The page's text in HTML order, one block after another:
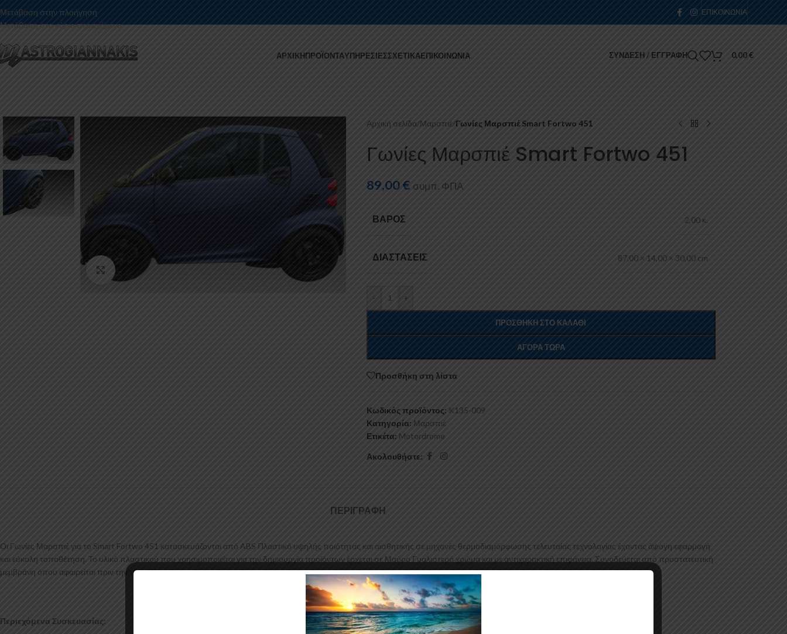
Μετάβαση στην πλοήγηση
Μετάβαση στο κύριο περιεχόμενο
ΕΠΙΚΟΙΝΩΝΊΑ
ΑΡΧΙΚΉΠΡΟΪΌΝΤΑΥΠΗΡΕΣΊΕΣΣΧΕΤΙΚΆΕΠΙΚΟΙΝΩΝΊΑ ΣΎΝΔΕΣΗ / ΕΓΓΡΑΦΉ 0,00€
Κάντε κλικ για μεγέθυνση
Αρχική σελίδα/Μαρσπιέ/Γωνίες Μαρσπιέ Smart Fortwo 451
Γωνίες Μαρσπιέ Smart Fortwo 451
89,00€ συμπ. ΦΠΑ
ΒΆΡΟΣ 2,00 κ.
ΔΙΑΣΤΆΣΕΙΣ 87,00 × 14,00 × 30,00 cm
- +
ΠΡΟΣΘΉΚΗ ΣΤΟ ΚΑΛΆΘΙ
ΑΓΟΡΆ ΤΏΡΑ
Προσθήκη στη λίστα
Κωδικός προϊόντος: K135-009
Κατηγορία: Μαρσπιέ
Ετικέτα: Motordrome
Ακολουθήστε:
ΠΕΡΙΓΡΑΦΉ
Οι Γωνίες Μαρσπιέ για το Smart Fortwo 451 κατασκευάζονται από ABS Πλαστικό υψηλής ποιότητας και αισθητικής σε μηχανές θερμοδιαμόρφωσης τελευταίας τεχνολογίας έχοντας άψογη εφαρμογή
και εύκολη τοποθέτηση. Το υλικό πλαστικού που χρησιμοποιείται για την δημιουργία προϊόντων έρχεται σε Μαύρο Γυαλιστερό χρώμα και με αντιχαρακτική επιφάνεια. Συνοδεύεται από προστατευτική
μεμβράνη όπου αφαιρείται πριν την τοποθέτηση.
Περιεχόμενα Συσκευασίας: